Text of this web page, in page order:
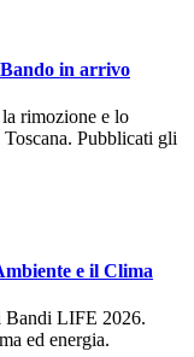
in arrivo
rimozione e lo
Pubblicati gli
e il Clima
Bandi LIFE 2026.
ed energia.